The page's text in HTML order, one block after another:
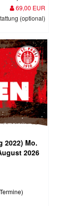
69,00 EUR
(optional)
2022) Mo.
2026